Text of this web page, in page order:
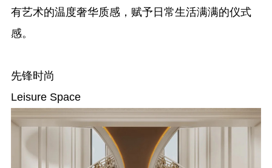
有艺术的温度奢华质感，赋予日常生活满满的仪式
感。
先锋时尚
Leisure Space